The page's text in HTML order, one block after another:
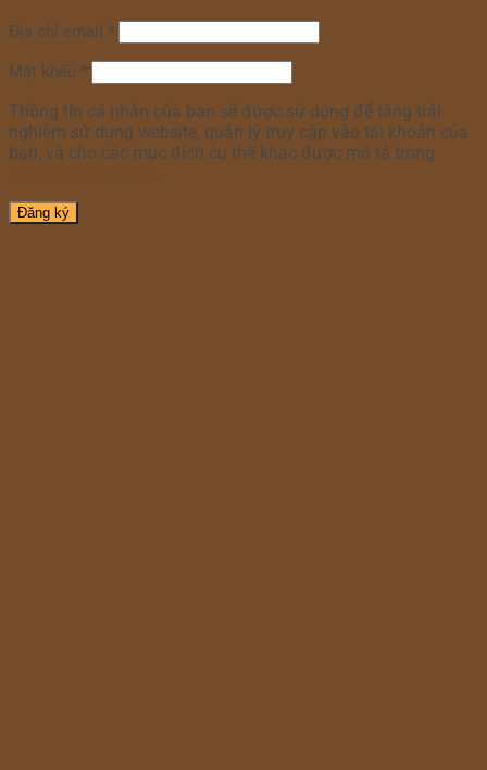
Địa chỉ email *
Mật khẩu *
Thông tin cá nhân của bạn sẽ được sử dụng để tăng trải
nghiệm sử dụng website, quản lý truy cập vào tài khoản của
bạn, và cho các mục đích cụ thể khác được mô tả trong
Đăng ký